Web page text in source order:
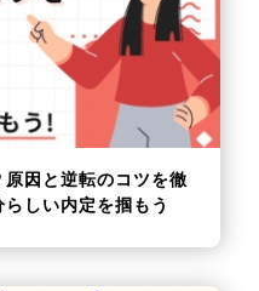
因と逆転のコツを徹
しい内定を掴もう